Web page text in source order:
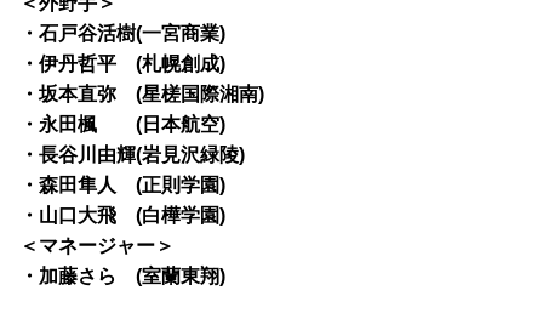
・石戸谷活樹(一宮商業)
・伊丹哲平 (札幌創成)
・坂本直弥 (星槎国際湘南)
・永田楓 (日本航空)
・長谷川由輝(岩見沢緑陵)
・森田隼人 (正則学園)
・山口大飛 (白樺学園)
＜マネージャー＞
・加藤さら (室蘭東翔)